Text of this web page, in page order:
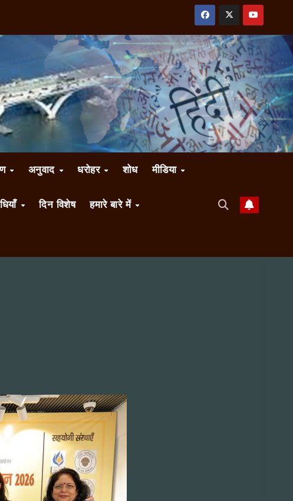
अनुवाद धरोहर शोध मीडिया
दिन विशेष हमारे बारे में